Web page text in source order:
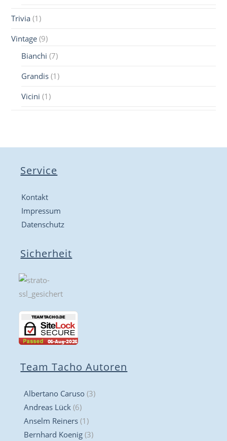
Trivia (1)
Vintage (9)
Bianchi (7)
Grandis (1)
Vicini (1)
Service
Kontakt
Impressum
Datenschutz
Sicherheit
Team Tacho Autoren
Albertano Caruso (3)
Andreas Lück (6)
Anselm Reiners (1)
Bernhard Koenig (3)